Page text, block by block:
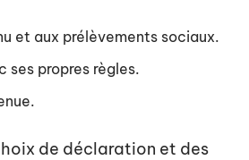
et aux prélèvements sociaux.
ses propres règles.
de déclaration et des